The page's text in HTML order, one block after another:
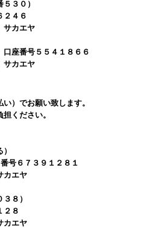
０）
６
エヤ
５５４１８６６
エヤ
）でお願い致します。
ください。
３９１２８１
ヤ
）
８
エヤ